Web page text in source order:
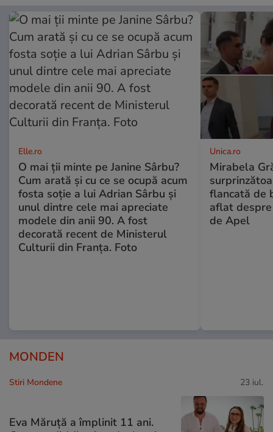
Elle.ro
O mai ții minte pe Janine Sârbu?
Cum arată și cu ce se ocupă acum
fosta soție a lui Adrian Sârbu și
unul dintre cele mai apreciate
modele din anii 90. A fost
decorată recent de Ministerul
Culturii din Franța. Foto
Unica.ro
Mirabela
flancată de
aflat
de Apel
MONDEN
Stiri Mondene 23 iul.
Eva Măruță a împlinit 11 ani.